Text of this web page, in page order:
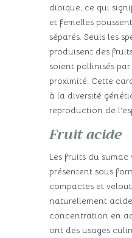
dioïque, ce qui
et femelles
séparés. Seuls les
produisent des
soient pollinisés
proximité. Cette
à la diversité
reproduction de
Fruit acide
Les fruits du sumac
présentent sous
compactes et
naturellement
concentration en
ont des usages